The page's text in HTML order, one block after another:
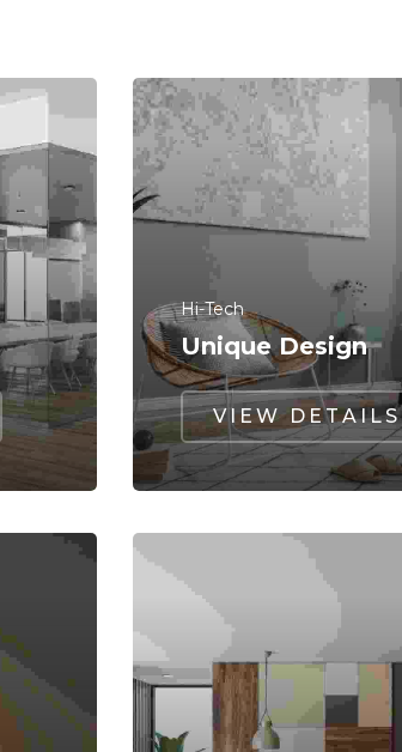
Hi-Tech
Unique Design
VIEW DETAILS